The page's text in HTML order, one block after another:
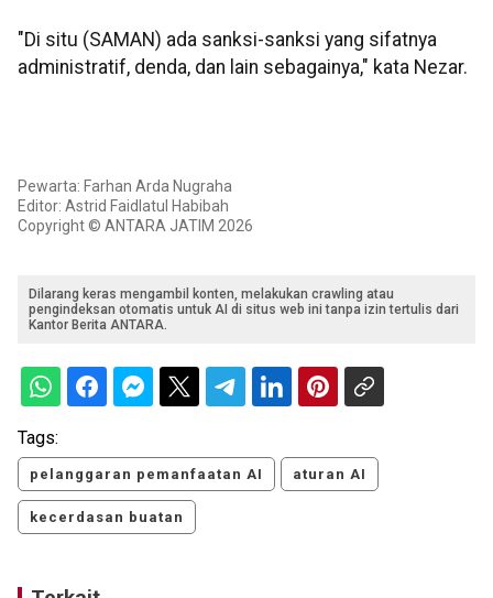
"Di situ (SAMAN) ada sanksi-sanksi yang sifatnya
administratif, denda, dan lain sebagainya," kata Nezar.
Pewarta: Farhan Arda Nugraha
Editor: Astrid Faidlatul Habibah
Copyright © ANTARA JATIM 2026
Dilarang keras mengambil konten, melakukan crawling atau
pengindeksan otomatis untuk AI di situs web ini tanpa izin tertulis dari
Kantor Berita ANTARA.
Tags:
pelanggaran pemanfaatan AI aturan AI
kecerdasan buatan